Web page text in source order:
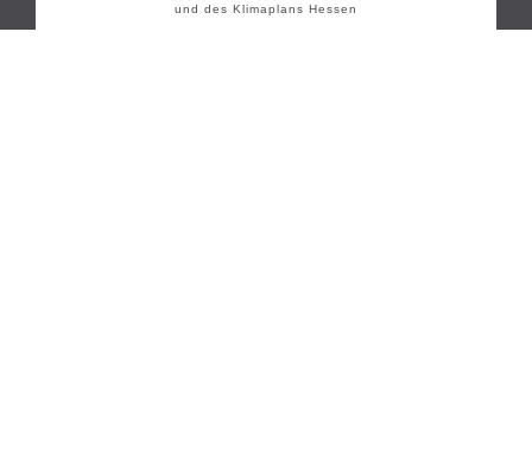
und des Klimaplans Hessen